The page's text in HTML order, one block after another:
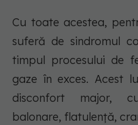
Cu toate acestea,
suferă de sindromul
timpul procesului de
gaze în exces. Acest
disconfort major,
balonare, flatulență,